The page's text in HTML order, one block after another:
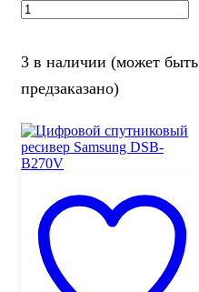
3 в наличии (может быть
предзаказано)